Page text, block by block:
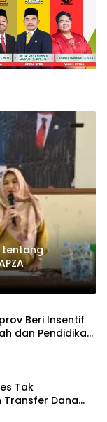
tentang
Beri Insentif
dan Pendidikan
Tak
Dana